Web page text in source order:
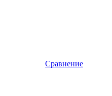
Сравнение